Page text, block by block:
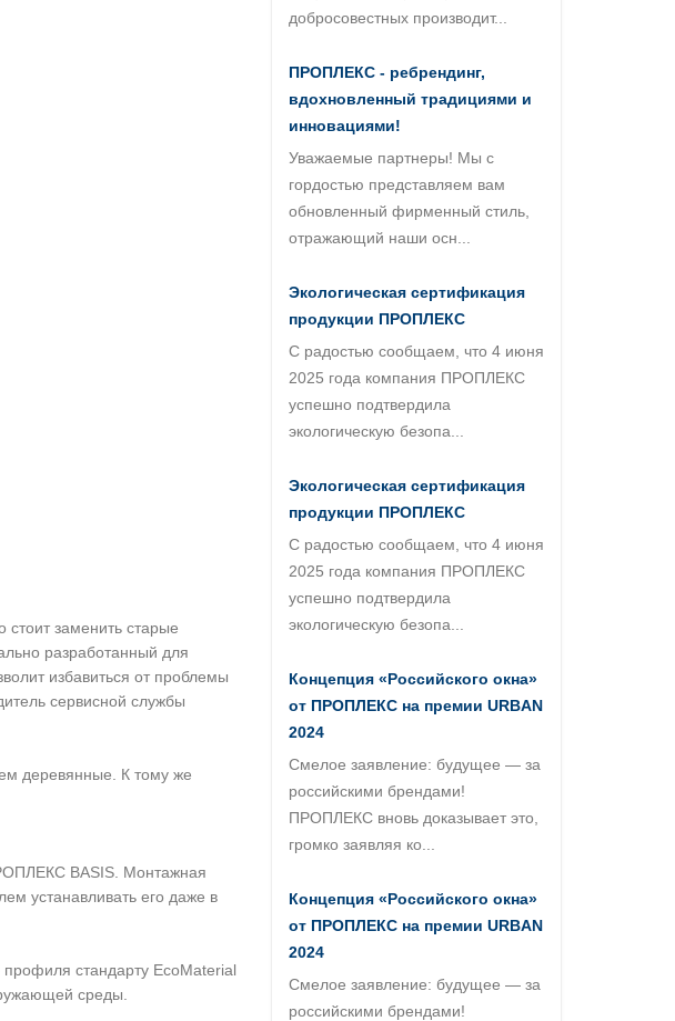
заменить старые
разработанный для
избавиться от проблемы
сервисной службы
деревянные. К тому же
BASIS. Монтажная
устанавливать его даже в
профиля стандарту EcoMaterial
среды.
добросовестных производит...
ПРОПЛЕКС - ребрендинг,
вдохновленный традициями и
инновациями!
Уважаемые партнеры! Мы с
гордостью представляем вам
обновленный фирменный стиль,
отражающий наши осн...
Экологическая сертификация
продукции ПРОПЛЕКС
С радостью сообщаем, что 4 июня
2025 года компания ПРОПЛЕКС
успешно подтвердила
экологическую безопа...
Экологическая сертификация
продукции ПРОПЛЕКС
С радостью сообщаем, что 4 июня
2025 года компания ПРОПЛЕКС
успешно подтвердила
экологическую безопа...
Концепция «Российского окна»
от ПРОПЛЕКС на премии URBAN
2024
Смелое заявление: будущее — за
российскими брендами!
ПРОПЛЕКС вновь доказывает это,
громко заявляя ко...
Концепция «Российского окна»
от ПРОПЛЕКС на премии URBAN
2024
Смелое заявление: будущее — за
российскими брендами!